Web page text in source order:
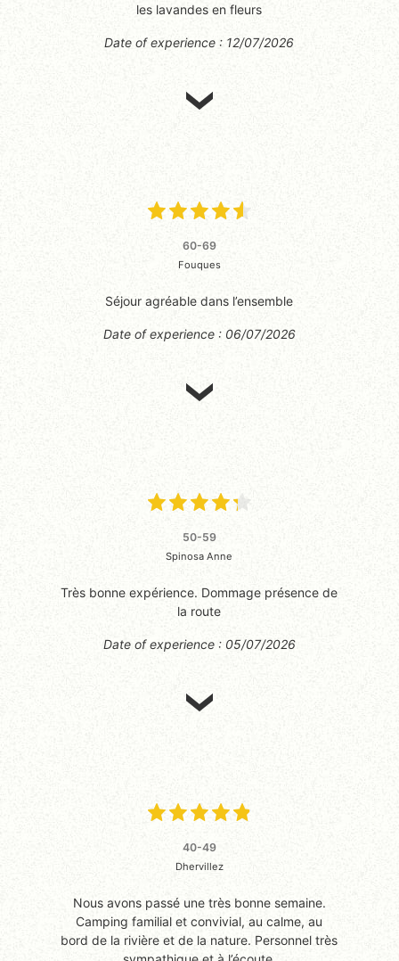
les lavandes en fleurs
Date of experience : 12/07/2026
60-69
Fouques
Séjour agréable dans l’ensemble
Date of experience : 06/07/2026
50-59
Spinosa Anne
Très bonne expérience. Dommage présence de
la route
Date of experience : 05/07/2026
40-49
Dhervillez
Nous avons passé une très bonne semaine.
Camping familial et convivial, au calme, au
bord de la rivière et de la nature. Personnel très